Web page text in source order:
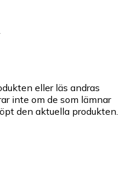
eller läs andras
inte om de som lämnar
den aktuella produkten.